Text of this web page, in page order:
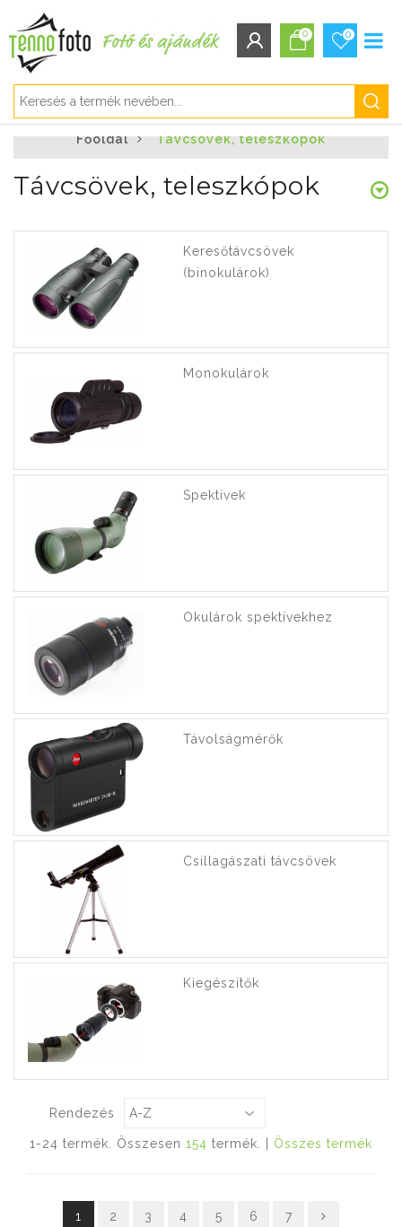
Bejelentkezés
Elfelejtett jelszó
0 0
Főoldal Távcsövek, teleszkópok
Távcsövek, teleszkópok
Keresőtávcsövek
(binokulárok)
Monokulárok
Spektívek
Okulárok spektívekhez
Távolságmérők
Csillagászati távcsövek
Kiegészítők
Rendezés
1-24 termék. Összesen 154 termék. | Összes termék
1 2 3 4 5 6 7